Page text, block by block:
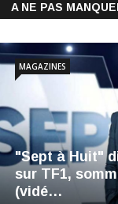
A NE PAS
"Sept à Huit"
sur TF1,
(vidé…
MAGAZINES